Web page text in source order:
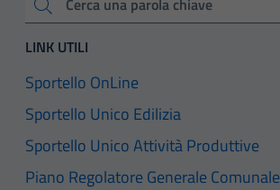
Cerca una parola chiave
LINK UTILI
Sportello OnLine
Sportello Unico Edilizia
Sportello Unico Attività Produttive
Piano Regolatore Generale Comunale